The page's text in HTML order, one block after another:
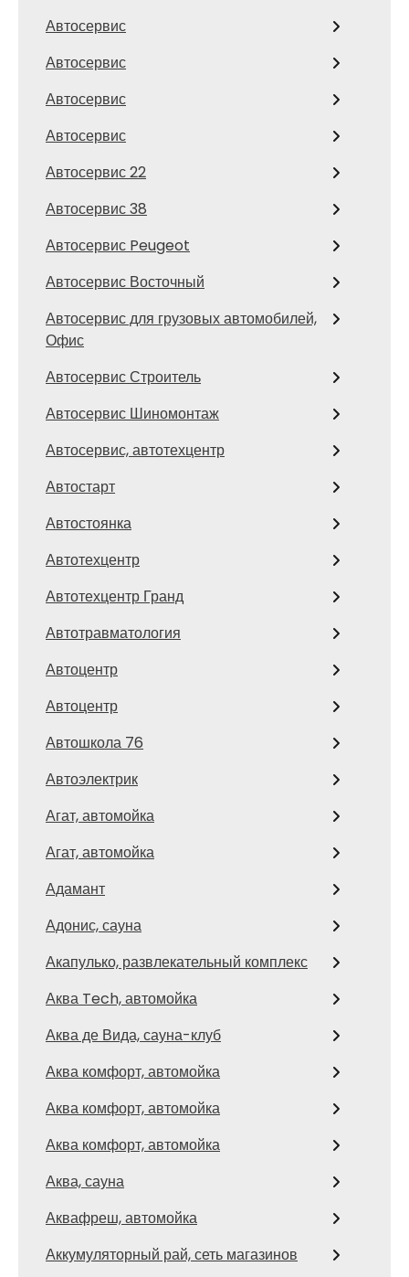
Автосервис
Автосервис
Автосервис
Автосервис
Автосервис 22
Автосервис 38
Автосервис Peugeot
Автосервис Восточный
Автосервис для грузовых автомобилей,
Офис
Автосервис Строитель
Автосервис Шиномонтаж
Автосервис, автотехцентр
Автостарт
Автостоянка
Автотехцентр
Автотехцентр Гранд
Автотравматология
Автоцентр
Автоцентр
Автошкола 76
Автоэлектрик
Агат, автомойка
Агат, автомойка
Адамант
Адонис, сауна
Акапулько, развлекательный комплекс
Аква Tech, автомойка
Аква де Вида, сауна-клуб
Аква комфорт, автомойка
Аква комфорт, автомойка
Аква комфорт, автомойка
Аква, сауна
Аквафреш, автомойка
Аккумуляторный рай, сеть магазинов